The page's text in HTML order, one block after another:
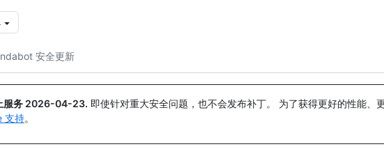
安全更新
服务 2026-04-23. 即使针对重大安全问题，也不会发布补丁。 为了获得更好的性能、
支持。